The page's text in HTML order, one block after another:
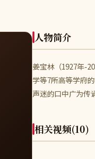
人物简介
姜宝林（1927年-
学等7所高等学府
声迷的口中广为传
相关视频(10)